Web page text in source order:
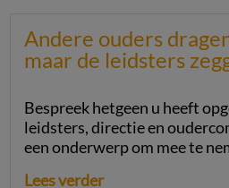
Andere ouders
maar de leidsters
Bespreek hetgeen u heeft
leidsters, directie en
een onderwerp om mee te
Lees verder